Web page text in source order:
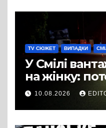
TV СЮЖЕТ ВИПАДКИ
У Смілі
на жінку:
померла в
10.08.2026